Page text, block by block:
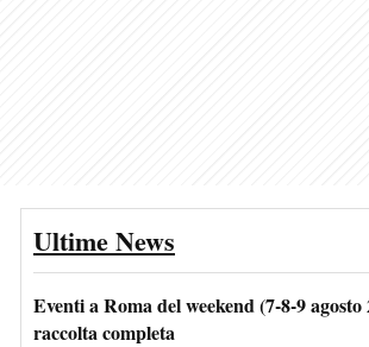
Ultime News
Eventi a Roma del weekend (7-8-9
raccolta completa